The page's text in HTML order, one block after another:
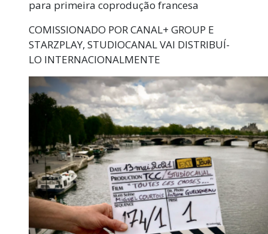
para primeira coprodução francesa
COMISSIONADO POR CANAL+ GROUP E
STARZPLAY, STUDIOCANAL VAI DISTRIBUÍ-
LO INTERNACIONALMENTE